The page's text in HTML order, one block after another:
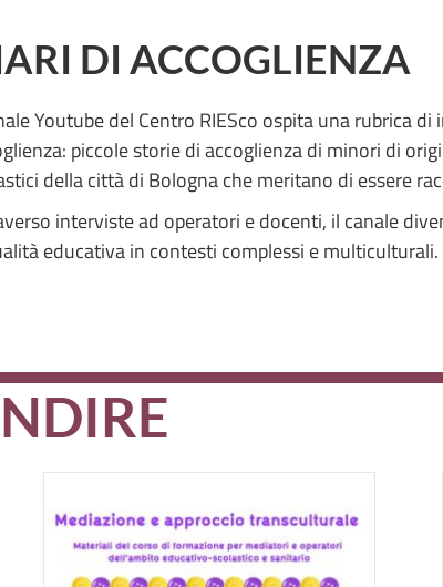
DI ACCOGLIENZA
Youtube del Centro RIESco ospita una rubrica
piccole storie di accoglienza di minori di
della città di Bologna che meritano di essere
interviste ad operatori e docenti, il canale
educativa in contesti complessi e multiculturali.